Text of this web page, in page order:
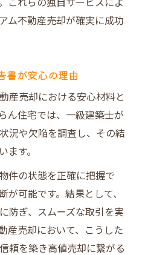
これらの独自サービスによ
ム不動産売却が確実に成功
書が安心の理由
産売却における安心材料と
ん住宅では、一級建築士が
況や欠陥を調査し、その結
す。
件の状態を正確に把握で
可能です。結果として、
防ぎ、スムーズな取引を実
産売却において、こうした
頼を築き高値売却に繋がる